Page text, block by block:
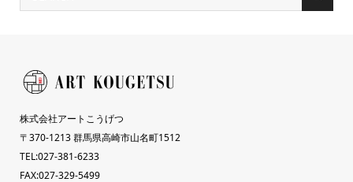
株式会社アートこうげつ
〒370-1213 群馬県高崎市山名町1512
TEL:027-381-6233
FAX:027-329-5499